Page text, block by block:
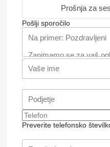
Prošnja za
Pošlji sporočilo
Preverite telefonsko